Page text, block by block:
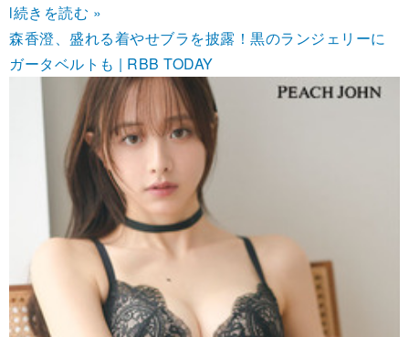
l続きを読む »
森香澄、盛れる着やせブラを披露！黒のランジェリーに
ガータベルトも | RBB TODAY